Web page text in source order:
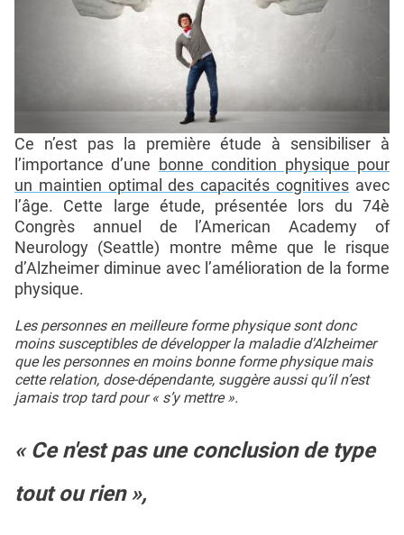
Ce n’est pas la première étude à sensibiliser à
l’importance d’une
bonne condition physique pour
un maintien optimal des capacités cognitives avec
l’âge. Cette large étude, présentée lors du 74è
Congrès annuel de l’American Academy of
Neurology (Seattle) montre même que le risque
d’Alzheimer diminue avec l’amélioration de la forme
physique.
Les personnes en meilleure forme physique sont donc
moins susceptibles de développer la maladie d'Alzheimer
que les personnes en moins bonne forme physique mais
cette relation, dose-dépendante, suggère aussi qu’il n’est
jamais trop tard pour « s’y mettre ».
« Ce n'est pas une conclusion de type
tout ou rien »,